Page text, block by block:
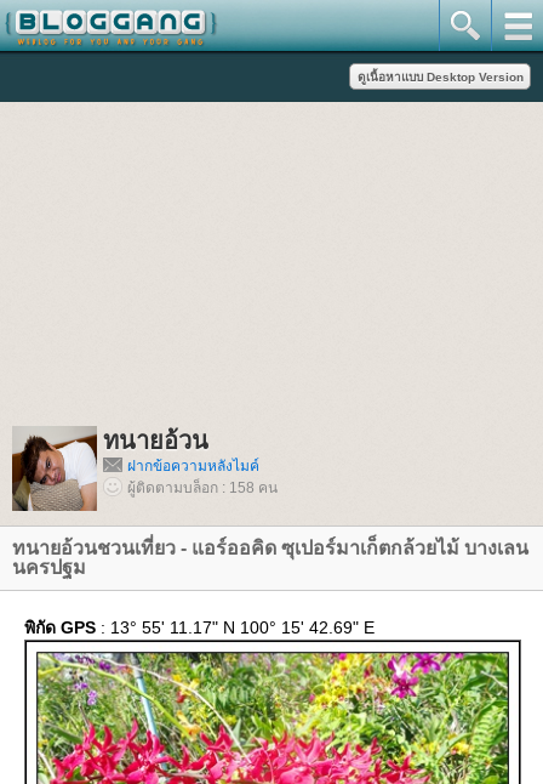
ทนายอ้วน
ฝากข้อความหลังไมค์
ผู้ติดตามบล็อก : 158 คน
ทนายอ้วนชวนเที่ยว - แอร์ออคิด ซุเปอร์มาเก็ตกล้วยไม้ บางเลน
นครปฐม
พิกัด GPS : 13° 55' 11.17" N 100° 15' 42.69" E